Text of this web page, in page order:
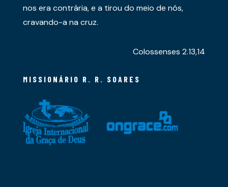
nos era contrária, e a tirou do meio de nós,
cravando-a na cruz.
Colossenses 2.13,14
MISSIONÁRIO R. R. SOARES